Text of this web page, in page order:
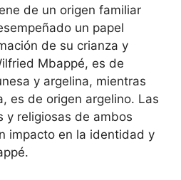
de un origen familiar
un papel
de su crianza y
Mbappé, es de
y argelina, mientras
es de origen argelino. Las
y religiosas de ambos
impacto en la identidad y